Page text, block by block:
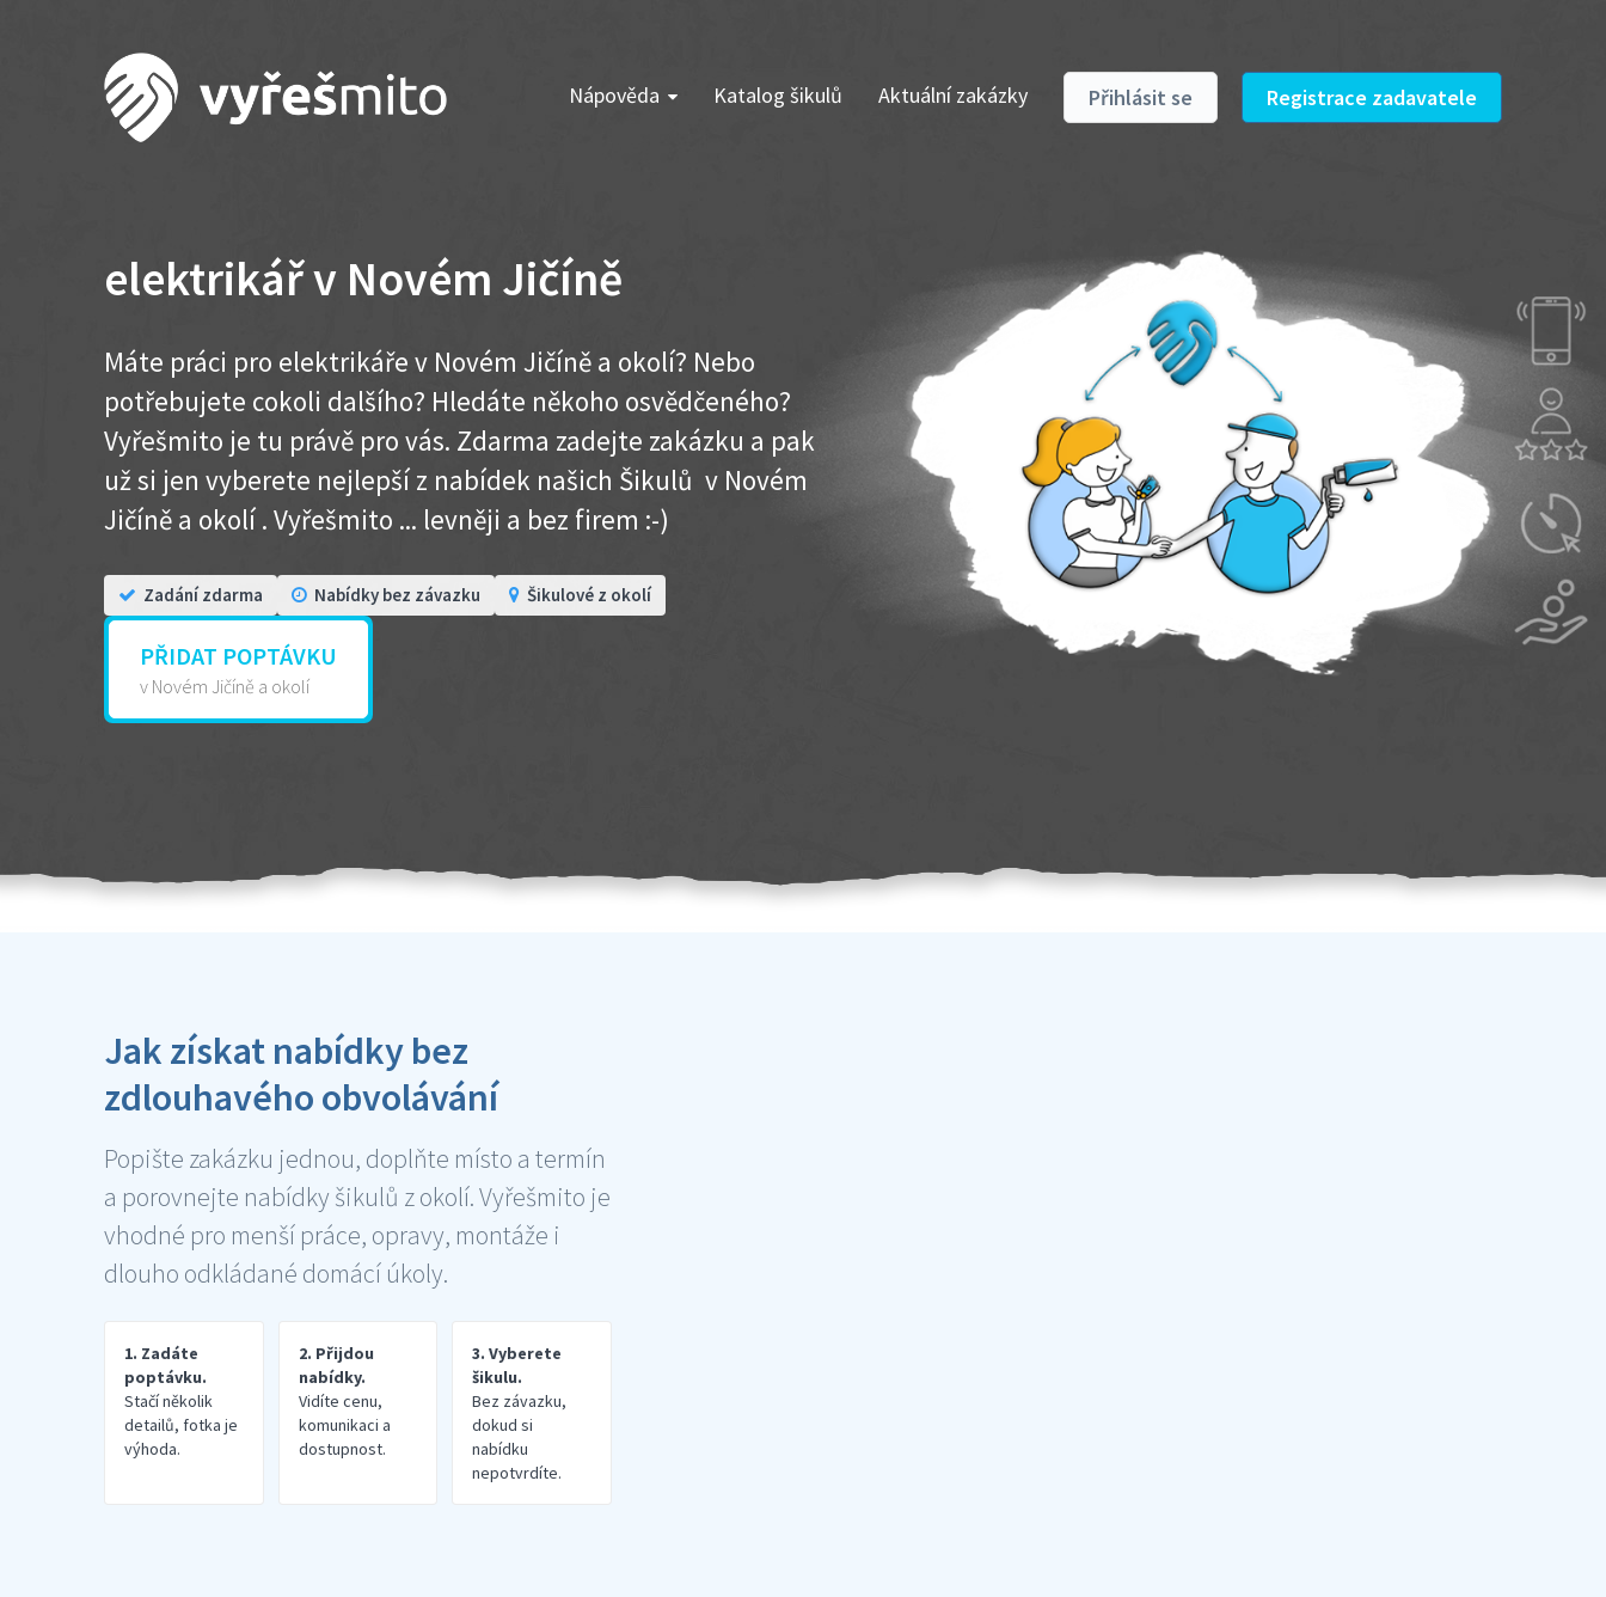
Nápověda Katalog šikulů Aktuální zakázky Přihlásit se Registrace zadavatele
elektrikář v Novém Jičíně
Máte práci pro elektrikáře v Novém Jičíně a okolí? Nebo
potřebujete cokoli dalšího? Hledáte někoho osvědčeného?
Vyřešmito je tu právě pro vás. Zdarma zadejte zakázku a pak
už si jen vyberete nejlepší z nabídek našich Šikulů v Novém
Jičíně a okolí . Vyřešmito ... levněji a bez firem :-)
Zadání zdarma Nabídky bez závazku Šikulové z okolí
PŘIDAT POPTÁVKU
v Novém Jičíně a okolí
Jak získat nabídky bez
zdlouhavého obvolávání
Popište zakázku jednou, doplňte místo a termín
a porovnejte nabídky šikulů z okolí. Vyřešmito je
vhodné pro menší práce, opravy, montáže i
dlouho odkládané domácí úkoly.
1. Zadáte
poptávku.
Stačí několik
detailů, fotka je
výhoda.
2. Přijdou
nabídky.
Vidíte cenu,
komunikaci a
dostupnost.
3. Vyberete
šikulu.
Bez závazku,
dokud si
nabídku
nepotvrdíte.